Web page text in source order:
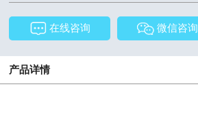
在线咨询 微信咨询
产品详情